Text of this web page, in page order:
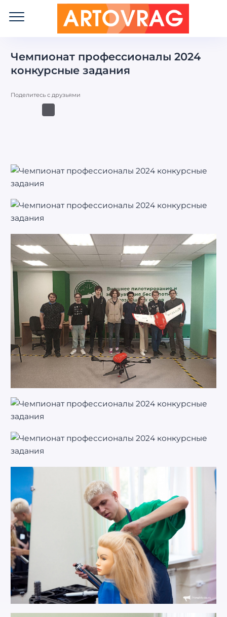
Чемпионат профессионалы 2024
конкурсные задания
Поделитесь с друзьями